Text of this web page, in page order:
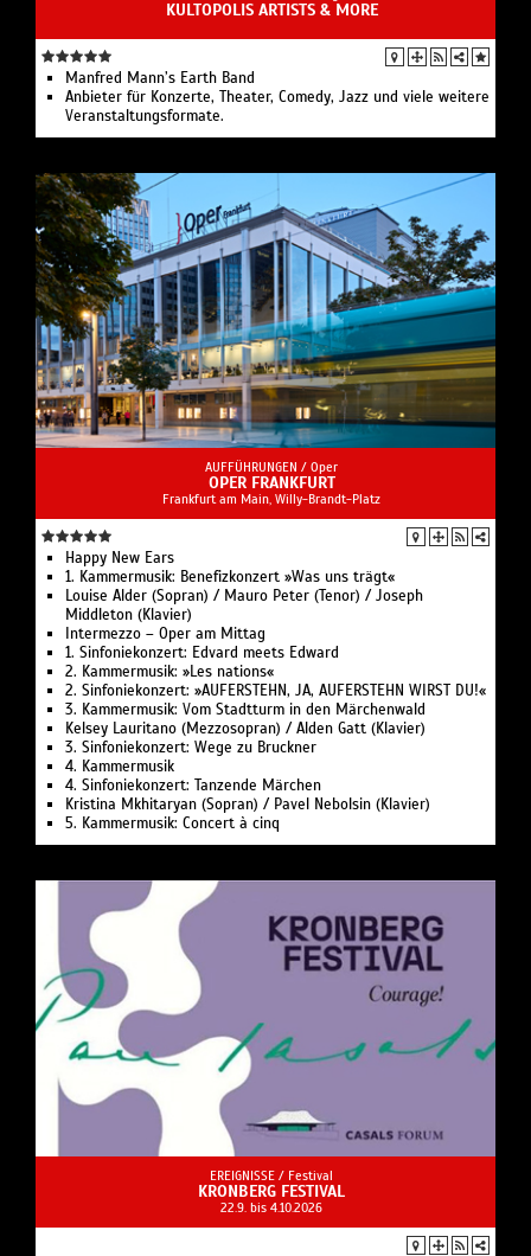
KULTOPOLIS ARTISTS & MORE
Manfred Mann’s Earth Band
Anbieter für Konzerte, Theater, Comedy, Jazz und viele weitere
Veranstaltungsformate.
AUFFÜHRUNGEN / Oper
OPER FRANKFURT
Frankfurt am Main, Willy-Brandt-Platz
Happy New Ears
1. Kammermusik: Benefizkonzert »Was uns trägt«
Louise Alder (Sopran) / Mauro Peter (Tenor) / Joseph
Middleton (Klavier)
Intermezzo – Oper am Mittag
1. Sinfoniekonzert: Edvard meets Edward
2. Kammermusik: »Les nations«
2. Sinfoniekonzert: »AUFERSTEHN, JA, AUFERSTEHN WIRST DU!«
3. Kammermusik: Vom Stadtturm in den Märchenwald
Kelsey Lauritano (Mezzosopran) / Alden Gatt (Klavier)
3. Sinfoniekonzert: Wege zu Bruckner
4. Kammermusik
4. Sinfoniekonzert: Tanzende Märchen
Kristina Mkhitaryan (Sopran) / Pavel Nebolsin (Klavier)
5. Kammermusik: Concert à cinq
EREIGNISSE / Festival
KRONBERG FESTIVAL
22.9. bis 4.10.2026